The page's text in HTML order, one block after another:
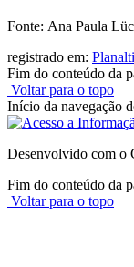
Fonte: Ana Paula
registrado em:
Fim do conteúdo da
Voltar para o topo
Início da navegação
Desenvolvido com o
Fim do conteúdo da
Voltar para o topo